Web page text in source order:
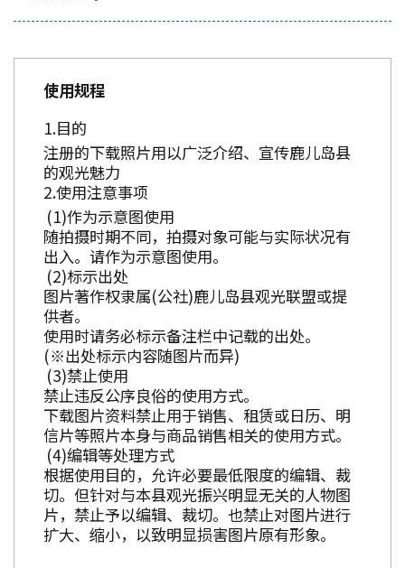
使用规程
目的
注册的下载照片用以广泛介绍、宣传鹿儿岛县
的观光魅力
使用注意事项
作为示意图使用
随拍摄时期不同，拍摄对象可能与实际状况有
出入。请作为示意图使用。
标示出处
图片著作权隶属(公社)鹿儿岛县观光联盟或提
供者。
使用时请务必标示备注栏中记载的出处。
(※出处标示内容随图片而异)
禁止使用
禁止违反公序良俗的使用方式。
下载图片资料禁止用于销售、租赁或日历、明
信片等照片本身与商品销售相关的使用方式。
编辑等处理方式
根据使用目的，允许必要最低限度的编辑、裁
切。但针对与本县观光振兴明显无关的人物图
片，禁止予以编辑、裁切。也禁止对图片进行
扩大、缩小，以致明显损害图片原有形象。